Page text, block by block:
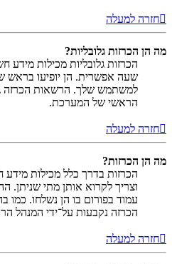
חזרה למעלה
מה הן הכרזות גלובליות?
הכרזות גלובליות מכילות מידע
שעה אפשרית. הן יופיעו בראש
למשתמש שלך. הרשאות הכרזה
הראשי של המערכת.
חזרה למעלה
מה הן הכרזות?
הכרזות בדרך כלל מכילות
וצריך לקרוא אותן מתי שניתן.
עמוד בפורום בו הן נשלחו. כמו
הכרזה נקבעות על־ידי המנהל
חזרה למעלה